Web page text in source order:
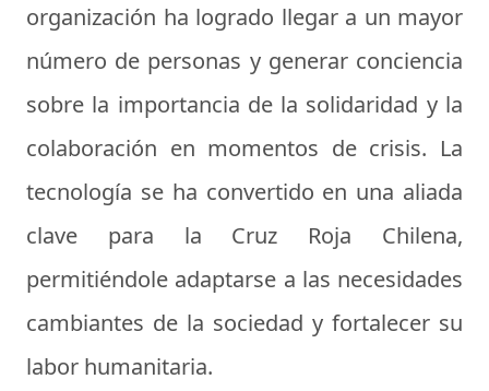
organización ha logrado llegar a un mayor
número de personas y generar conciencia
sobre la importancia de la solidaridad y la
colaboración en momentos de crisis. La
tecnología se ha convertido en una aliada
clave para la Cruz Roja Chilena,
permitiéndole adaptarse a las necesidades
cambiantes de la sociedad y fortalecer su
labor humanitaria.